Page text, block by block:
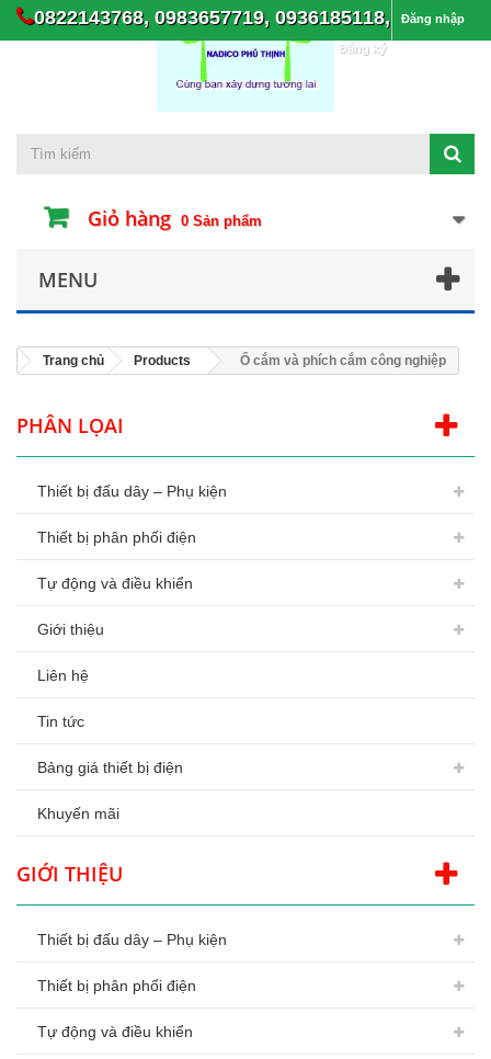
0822143768, 0983657719, 0936185118, Đăng nhập
Đăng ký
Giỏ hàng 0 Sản phẩm
MENU
Trang chủ Products Ổ cắm và phích cắm công nghiệp
PHÂN LỌAI
Thiết bị đấu dây – Phụ kiện
Thiết bị phân phối điện
Tự động và điều khiển
Giới thiệu
Liên hệ
Tin tức
Bảng giá thiết bị điện
Khuyến mãi
GIỚI THIỆU
Thiết bị đấu dây – Phụ kiện
Thiết bị phân phối điện
Tự động và điều khiển